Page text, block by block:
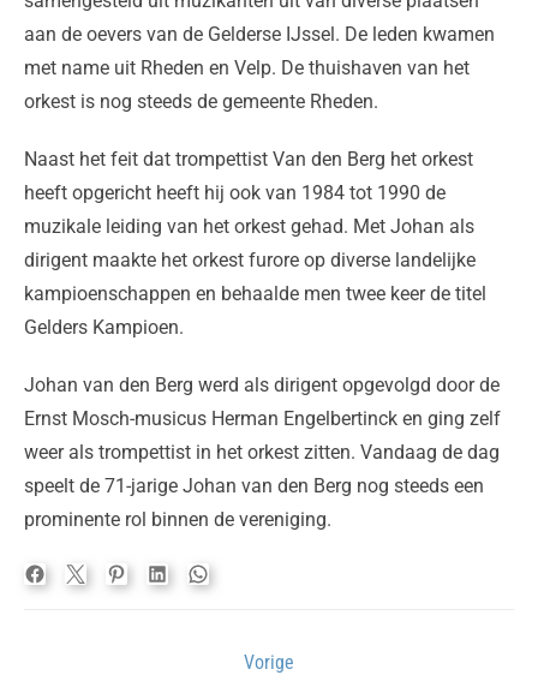
aan de oevers van de Gelderse IJssel. De leden kwamen
met name uit Rheden en Velp. De thuishaven van het
orkest is nog steeds de gemeente Rheden.
Naast het feit dat trompettist Van den Berg het orkest
heeft opgericht heeft hij ook van 1984 tot 1990 de
muzikale leiding van het orkest gehad. Met Johan als
dirigent maakte het orkest furore op diverse landelijke
kampioenschappen en behaalde men twee keer de titel
Gelders Kampioen.
Johan van den Berg werd als dirigent opgevolgd door de
Ernst Mosch-musicus Herman Engelbertinck en ging zelf
weer als trompettist in het orkest zitten. Vandaag de dag
speelt de 71-jarige Johan van den Berg nog steeds een
prominente rol binnen de vereniging.
Vorige